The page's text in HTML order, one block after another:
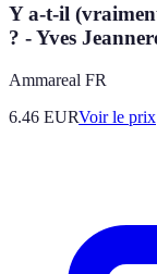
Y a-t-il
? - Yves
Ammareal FR
6.46 EURVoir le prix